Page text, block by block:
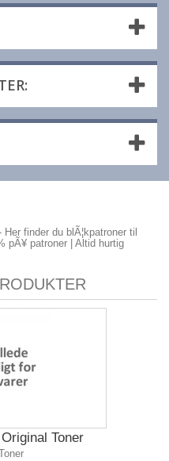
finder du blÃ¦kpatroner til
pÃ¥ patroner | Altid hurtig
Toner